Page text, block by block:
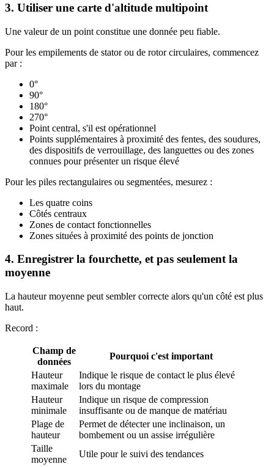
3. Utiliser une carte d'altitude multipoint
Une valeur de un point constitue une donnée peu fiable.
Pour les empilements de stator ou de rotor circulaires, commencez
par :
0°
90°
180°
270°
Point central, s'il est opérationnel
Points supplémentaires à proximité des fentes, des soudures,
des dispositifs de verrouillage, des languettes ou des zones
connues pour présenter un risque élevé
Pour les piles rectangulaires ou segmentées, mesurez :
Les quatre coins
Côtés centraux
Zones de contact fonctionnelles
Zones situées à proximité des points de jonction
4. Enregistrer la fourchette, et pas seulement la
moyenne
La hauteur moyenne peut sembler correcte alors qu'un côté est plus
haut.
Record :
Champ de
données
Pourquoi c'est important
Hauteur
maximale
Indique le risque de contact le plus élevé
lors du montage
Hauteur
minimale
Indique un risque de compression
insuffisante ou de manque de matériau
Plage de
hauteur
Permet de détecter une inclinaison, un
bombement ou un assise irrégulière
Taille
moyenne
Utile pour le suivi des tendances